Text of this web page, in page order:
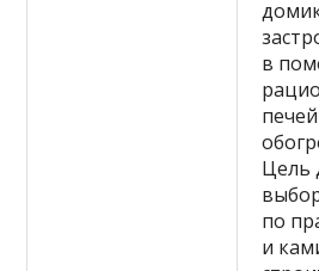
в
Цель
по
и